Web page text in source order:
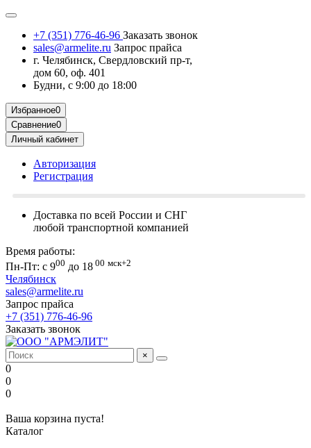
+7 (351) 776-46-96 Заказать звонок
sales@armelite.ru Запрос прайса
г. Челябинск, Свердловский пр-т,
дом 60, оф. 401
Будни, с 9:00 до 18:00
Избранное0
Сравнение0
Личный кабинет
Авторизация
Регистрация
Доставка по всей России и СНГ
любой транспортной компанией
Время работы:
Пн-Пт: с 900 до 18 00 мск+2
Челябинск
sales@armelite.ru
Запрос прайса
+7 (351) 776-46-96
Заказать звонок
×
0
0
0
Ваша корзина пуста!
Каталог